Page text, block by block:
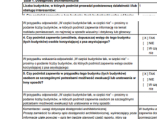
KONTAKT